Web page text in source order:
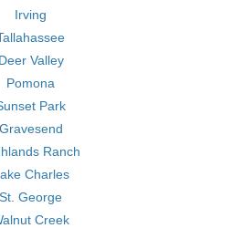
Irving
Deer Valley
Pomona
Park
Gravesend
Ranch
Charles
St. George
Creek